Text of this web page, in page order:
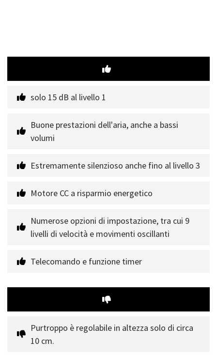
solo 15 dB al livello 1
Buone prestazioni dell'aria, anche a bassi
volumi
Estremamente silenzioso anche fino al livello 3
Motore CC a risparmio energetico
Numerose opzioni di impostazione, tra cui 9
livelli di velocità e movimenti oscillanti
Telecomando e funzione timer
Purtroppo è regolabile in altezza solo di circa
10 cm.